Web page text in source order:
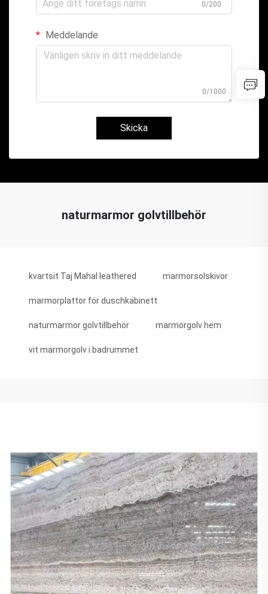
0/200
Meddelande
0/1000
Skicka
naturmarmor golvtillbehör
kvartsit Taj Mahal leathered marmorsolskivor
marmorplattor för duschkabinett
naturmarmor golvtillbehör marmorgolv hem
vit marmorgolv i badrummet